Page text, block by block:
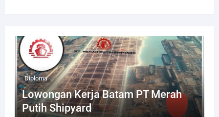
Diploma
Lowongan Kerja Batam PT Merah
Putih Shipyard